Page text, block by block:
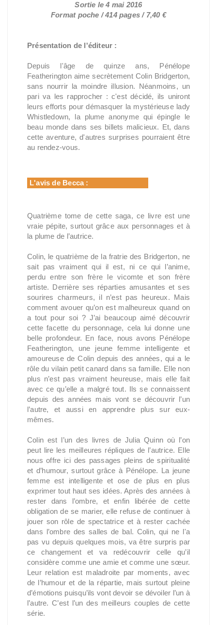
Sortie le 4 mai 2016
Format poche / 414 pages / 7,40 €
Présentation de l'éditeur :
Depuis l'âge de quinze ans, Pénélope
Featherington aime secrètement Colin Bridgerton,
sans nourrir la moindre illusion. Néanmoins, un
pari va les rapprocher : c'est décidé, ils uniront
leurs efforts pour démasquer la mystérieuse lady
Whistledown, la plume anonyme qui épingle le
beau monde dans ses billets malicieux. Et, dans
cette aventure, d'autres surprises pourraient être
au rendez-vous.
L'avis de Becca :
Quatrième tome de cette saga, ce livre est une
vraie pépite, surtout grâce aux personnages et à
la plume de l’autrice.
Colin, le quatrième de la fratrie des Bridgerton, ne
sait pas vraiment qui il est, ni ce qui l’anime,
perdu entre son frère le vicomte et son frère
artiste. Derrière ses réparties amusantes et ses
sourires charmeurs, il n’est pas heureux. Mais
comment avouer qu’on est malheureux quand on
a tout pour soi ? J’ai beaucoup aimé découvrir
cette facette du personnage, cela lui donne une
belle profondeur. En face, nous avons Pénélope
Featherington, une jeune femme intelligente et
amoureuse de Colin depuis des années, qui a le
rôle du vilain petit canard dans sa famille. Elle non
plus n’est pas vraiment heureuse, mais elle fait
avec ce qu’elle a malgré tout. Ils se connaissent
depuis des années mais vont se découvrir l’un
l’autre, et aussi en apprendre plus sur eux-
mêmes.
Colin est l’un des livres de Julia Quinn où l’on
peut lire les meilleures répliques de l’autrice. Elle
nous offre ici des passages pleins de spiritualité
et d’humour, surtout grâce à Pénélope. La jeune
femme est intelligente et ose de plus en plus
exprimer tout haut ses idées. Après des années à
rester dans l’ombre, et enfin libérée de cette
obligation de se marier, elle refuse de continuer à
jouer son rôle de spectatrice et à rester cachée
dans l’ombre des salles de bal. Colin, qui ne l'a
pas vu depuis quelques mois, va être surpris par
ce changement et va redécouvrir celle qu’il
considère comme une amie et comme une sœur.
Leur relation est maladroite par moments, avec
de l’humour et de la répartie, mais surtout pleine
d’émotions puisqu’ils vont devoir se dévoiler l’un à
l’autre. C’est l’un des meilleurs couples de cette
série.